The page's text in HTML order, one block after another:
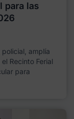
para las
amplía
Recinto Ferial
para